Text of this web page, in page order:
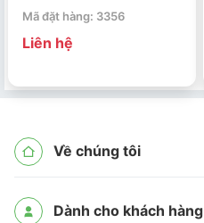
Mã đặt hàng: 3356
Liên hệ
Về chúng tôi
Dành cho khách hàng